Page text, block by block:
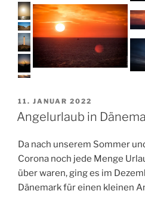
VERÖFFENTLICHT
AM
11. JANUAR 2022
Angelurlaub in
Da nach unserem Sommer
Corona noch jede Menge
über waren, ging es im
Dänemark für einen kleinen